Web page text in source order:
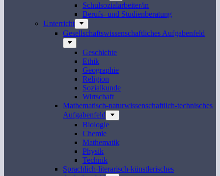
Schulsozialarbeiter/in
Berufs- und Studienberatung
Unterricht
Gesellschaftswissenschaftliches Aufgabenfeld
Geschichte
Ethik
Geographie
Religion
Sozialkunde
Wirtschaft
Mathematisch-naturwissenschaftlich-technisches
Aufgabenfeld
Biologie
Chemie
Mathematik
Physik
Technik
Sprachlich-literarisch-künstlerisches